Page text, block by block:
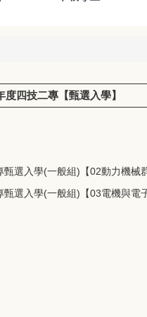
度四技二專【甄選入學】
選入學(一般組)【02動力機械群
選入學(一般組)【03電機與電